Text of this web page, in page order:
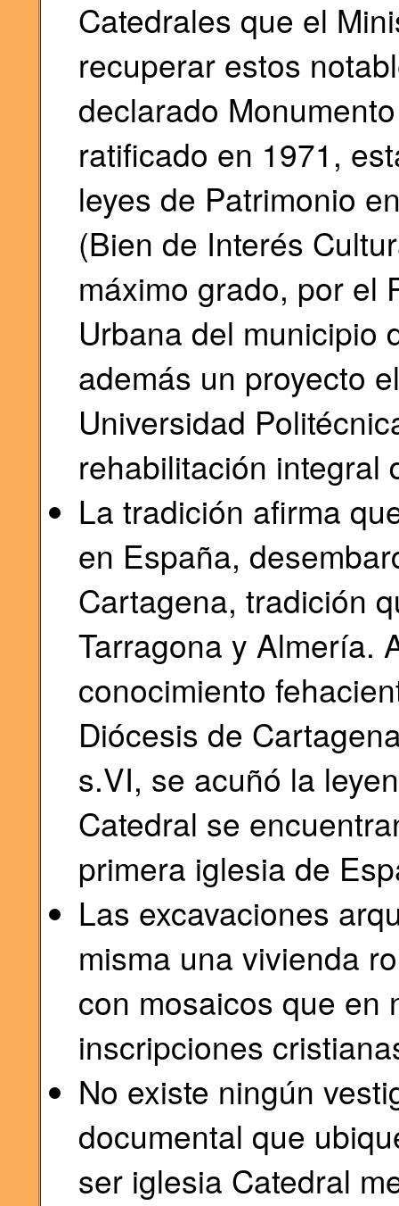
Catedrales que el
recuperar estos
declarado
ratificado en 1971,
leyes de Patrimonio
(Bien de Interés
máximo grado, por el
Urbana del municipio
además un proyecto
Universidad
rehabilitación integral
La tradición afirma
en España,
Cartagena, tradición
Tarragona y Almería.
conocimiento
Diócesis de
s.VI, se acuñó la
Catedral se
primera iglesia de
Las excavaciones
misma una vivienda
con mosaicos que en
inscripciones
No existe ningún
documental que
ser iglesia Catedral